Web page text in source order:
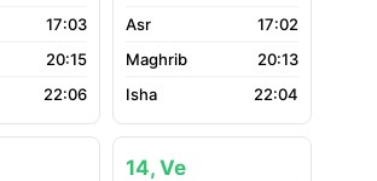
17:03
20:15
22:06
17:02
20:13
22:04
14, Ve